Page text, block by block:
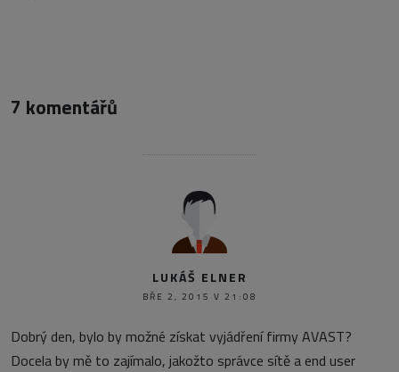
7 komentářů
LUKÁŠ ELNER
BŘE 2, 2015 V 21:08
Dobrý den, bylo by možné získat vyjádření firmy AVAST?
Docela by mě to zajímalo, jakožto správce sítě a end user